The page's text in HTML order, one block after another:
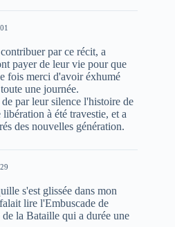
par ce récit, a
payer de leur vie pour que
fois merci d'avoir éxhumé
une journée.
par leur silence l'histoire de
à été travestie, et a
des nouvelles génération.
s'est glissée dans mon
lire l'Embuscade de
la Bataille qui a durée une